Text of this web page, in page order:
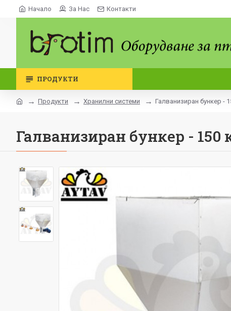
Начало За Нас Контакти
ПРОДУКТИ
Продукти Хранилни системи Галванизиран бункер -
Галванизиран бункер - 150